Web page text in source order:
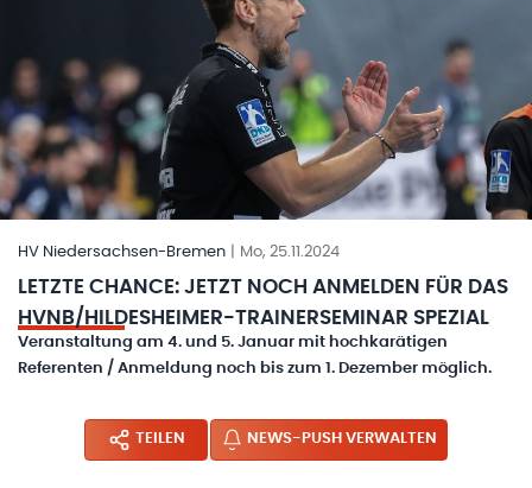
HV Niedersachsen-Bremen Mo, 25.11.2024
LETZTE CHANCE: JETZT NOCH ANMELDEN FÜR DAS
HVNB/HILDESHEIMER-TRAINERSEMINAR SPEZIAL
Veranstaltung am 4. und 5. Januar mit hochkarätigen
Referenten / Anmeldung noch bis zum 1. Dezember möglich.
TEILEN NEWS-PUSH VERWALTEN